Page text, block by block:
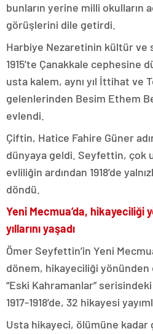
bunların yerine milli okulların
görüşlerini dile getirdi.
Harbiye Nezaretinin kültür ve
1915’te Çanakkale cephesine
usta kalem, aynı yıl İttihat ve
gelenlerinden Besim Ethem
evlendi.
Çiftin, Hatice Fahire Güner
dünyaya geldi. Seyfettin, çok
evliliğin ardından 1918’de
döndü.
Yeni Mecmua’da, hikayeciliği
yıllarını yaşadı
Ömer Seyfettin’in Yeni
dönem, hikayeciliği yönünden
“Eski Kahramanlar”
1917-1918’de, 32 hikayesi
Usta hikayeci, ölümüne